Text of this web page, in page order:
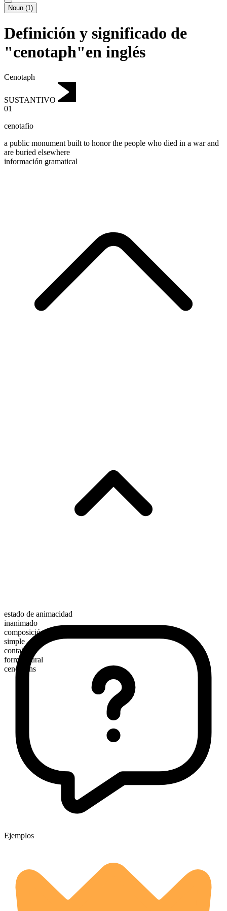
Noun (1)
Definición y significado de
"cenotaph"en inglés
Cenotaph
SUSTANTIVO
01
cenotafio
a public monument built to honor the people who died in a war and
are buried elsewhere
información gramatical
estado de animacidad
inanimado
composición morfológica
simple
contable
forma plural
cenotaphs
Ejemplos